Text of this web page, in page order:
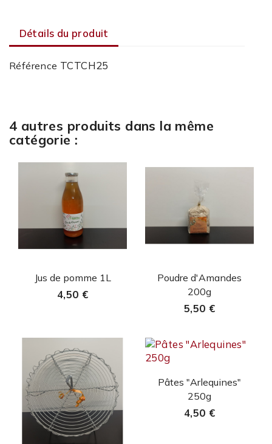
Détails du produit
Référence TCTCH25
4 autres produits dans la même
catégorie :
 Aperçu rapide
Jus de pomme 1L
4,50 €
 Aperçu rapide
Poudre d'Amandes
200g
5,50 €
Aperçu rapide
Pâtes "Arlequines"
250g
4,50 €